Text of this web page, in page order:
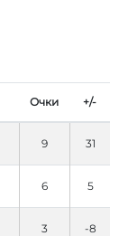
Очки +/-
9 31
6 5
3 -8